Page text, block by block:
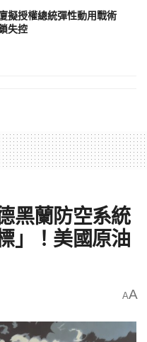
擬授權總統彈性動用戰術
失控
黑蘭防空系統
」！美國原油
AA